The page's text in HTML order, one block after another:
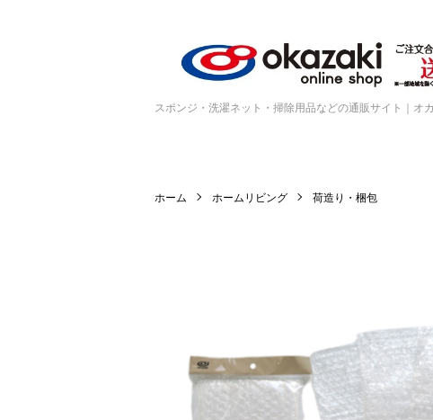
スポンジ・洗濯ネット・掃除用品などの通販サイト｜オ
ホーム ホームリビング 荷造り・梱包